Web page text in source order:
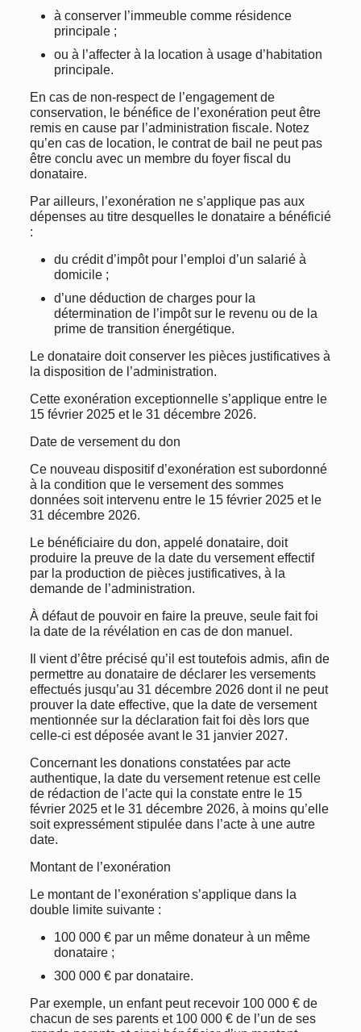
à conserver l’immeuble comme résidence
principale ;
ou à l’affecter à la location à usage d’habitation
principale.
En cas de non-respect de l’engagement de
conservation, le bénéfice de l’exonération peut être
remis en cause par l’administration fiscale. Notez
qu’en cas de location, le contrat de bail ne peut pas
être conclu avec un membre du foyer fiscal du
donataire.
Par ailleurs, l’exonération ne s’applique pas aux
dépenses au titre desquelles le donataire a bénéficié
:
du crédit d’impôt pour l’emploi d’un salarié à
domicile ;
d’une déduction de charges pour la
détermination de l’impôt sur le revenu ou de la
prime de transition énergétique.
Le donataire doit conserver les pièces justificatives à
la disposition de l’administration.
Cette exonération exceptionnelle s’applique entre le
15 février 2025 et le 31 décembre 2026.
Date de versement du don
Ce nouveau dispositif d’exonération est subordonné
à la condition que le versement des sommes
données soit intervenu entre le 15 février 2025 et le
31 décembre 2026.
Le bénéficiaire du don, appelé donataire, doit
produire la preuve de la date du versement effectif
par la production de pièces justificatives, à la
demande de l’administration.
À défaut de pouvoir en faire la preuve, seule fait foi
la date de la révélation en cas de don manuel.
Il vient d’être précisé qu’il est toutefois admis, afin de
permettre au donataire de déclarer les versements
effectués jusqu’au 31 décembre 2026 dont il ne peut
prouver la date effective, que la date de versement
mentionnée sur la déclaration fait foi dès lors que
celle-ci est déposée avant le 31 janvier 2027.
Concernant les donations constatées par acte
authentique, la date du versement retenue est celle
de rédaction de l’acte qui la constate entre le 15
février 2025 et le 31 décembre 2026, à moins qu’elle
soit expressément stipulée dans l’acte à une autre
date.
Montant de l’exonération
Le montant de l’exonération s’applique dans la
double limite suivante :
100 000 € par un même donateur à un même
donataire ;
300 000 € par donataire.
Par exemple, un enfant peut recevoir 100 000 € de
chacun de ses parents et 100 000 € de l’un de ses